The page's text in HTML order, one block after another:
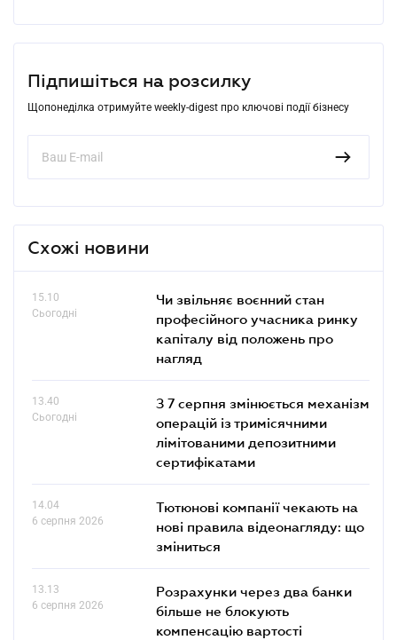
Підпишіться на розсилку
Щопонеділка отримуйте weekly-digest про ключові події бізнесу
Схожі новини
15.10
Сьогодні
Чи звільняє воєнний стан
професійного учасника ринку
капіталу від положень про
нагляд
13.40
Сьогодні
З 7 серпня змінюється механізм
операцій із тримісячними
лімітованими депозитними
сертифікатами
14.04
6 серпня 2026
Тютюнові компанії чекають на
нові правила відеонагляду: що
зміниться
13.13
6 серпня 2026
Розрахунки через два банки
більше не блокують
компенсацію вартості